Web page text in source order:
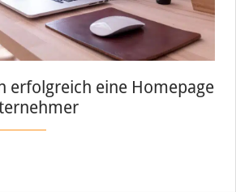
erfolgreich eine Homepage